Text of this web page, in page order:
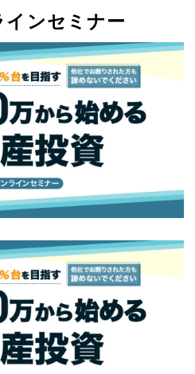
ンセミナー